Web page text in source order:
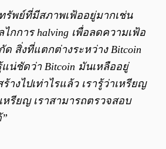
พย์ที่มีสภาพเฟ้ออยู่มากเช่น
กการ halving เพื่อลดความเฟ้อ
สิ่งที่แตกต่างระหว่าง Bitcoin
น่ชัดว่า Bitcoin มันเหลืออยู่
างไปเท่าไรแล้ว เรารู้ว่าเหรียญ
หรียญ เราสามารถตรวจสอบ